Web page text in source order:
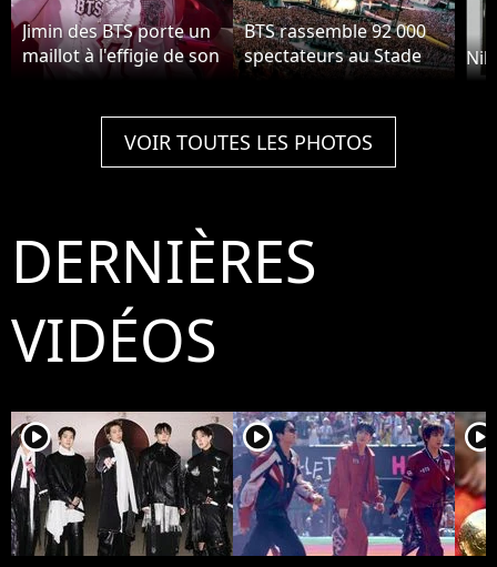
Jimin des BTS porte un
maillot à l'effigie de son
groupe à la Coupe du
BTS rassemble 92 000
spectateurs au Stade
de France
VOIR TOUTES LES PHOTOS
DERNIÈRES
VIDÉOS
player2 player2 player2